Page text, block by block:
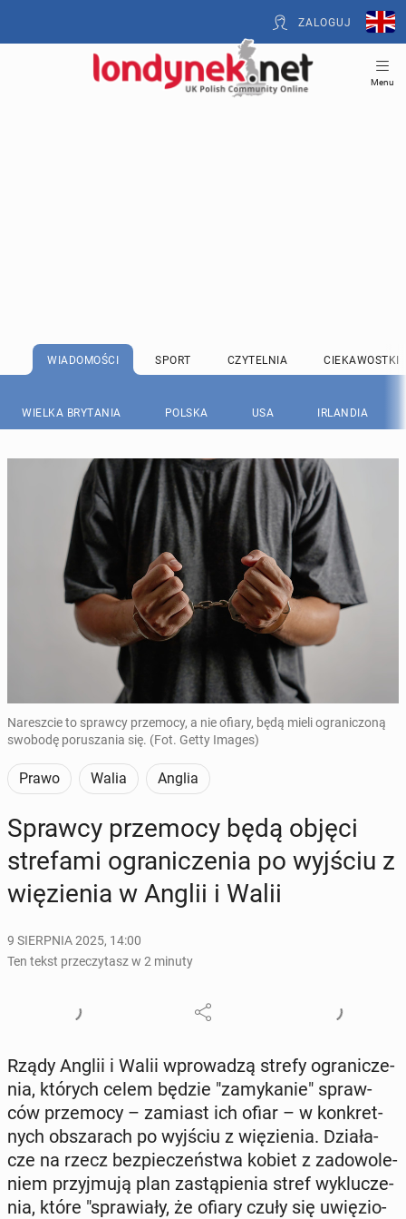
ZALOGUJ
Menu
WIADOMOŚCI SPORT CZYTELNIA CIEKAWOSTKI
WIELKA BRYTANIA POLSKA USA IRLANDIA
Nareszcie to sprawcy przemocy, a nie ofiary, będą mieli ograniczoną
swobodę poruszania się. (Fot. Getty Images)
Prawo Walia Anglia
Sprawcy prze­mo­cy będą objęci
stre­fa­mi ogra­ni­cze­nia po wyjściu z
wię­zie­nia w Anglii i Walii
9 SIERPNIA 2025, 14:00
Ten tekst przeczytasz w 2 minuty
Rządy Anglii i Walii wpro­wa­dzą strefy ogra­ni­cze­
nia, których celem będzie "za­my­ka­nie" spraw­
ców prze­mo­cy – zamiast ich ofiar – w kon­kret­
nych ob­sza­rach po wyjściu z wię­zie­nia. Dzia­ła­
cze na rzecz bez­pie­czeń­stwa kobiet z za­do­wo­le­
niem przyj­mu­ją plan za­stą­pie­nia stref wy­klu­cze­
nia, które "spra­wia­ły, że ofiary czuły się uwię­zio­